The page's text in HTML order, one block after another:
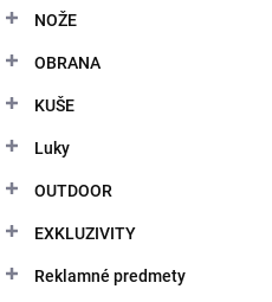
NOŽE
OBRANA
KUŠE
Luky
OUTDOOR
EXKLUZIVITY
Reklamné predmety